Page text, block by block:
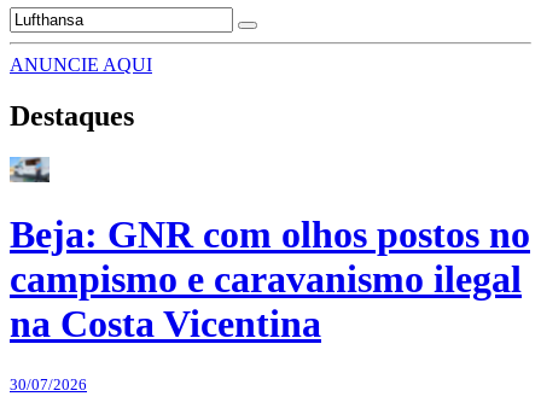
ANUNCIE AQUI
Destaques
Beja: GNR com olhos postos no
campismo e caravanismo ilegal
na Costa Vicentina
30/07/2026